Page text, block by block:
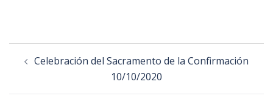
Celebración del Sacramento de la Confirmación
10/10/2020